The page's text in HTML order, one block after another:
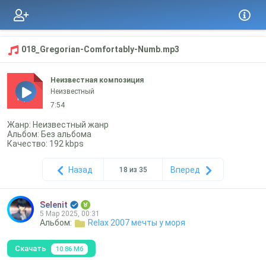
018_Gregorian-Comfortably-Numb.mp3
mp3
Неизвестная композиция
Неизвестный
7:54
Жанр: Неизвестный жанр
Альбом: Без альбома
Качество: 192 kbps
Назад 18 из 35 Вперед
Selenit
5 Мар 2025, 00:31
Альбом: Relax 2007 мечты у моря
Скачать 10.86 Мб